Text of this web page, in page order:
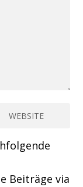
Beiträge via